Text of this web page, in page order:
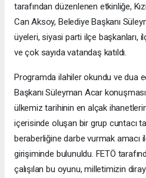
tarafından düzenlenen etkinliğe,
Can Aksoy, Belediye Başkanı
üyeleri, siyasi parti ilçe başkanları,
ve çok sayıda vatandaş katıldı.
Programda ilahiler okundu ve dua
Başkanı Süleyman Acar
ülkemiz tarihinin en alçak
içerisinde oluşan bir grup cuntacı
beraberliğine darbe vurmak amacı
girişiminde bulunuldu. FETÖ
çalışılan bu oyunu, milletimizin